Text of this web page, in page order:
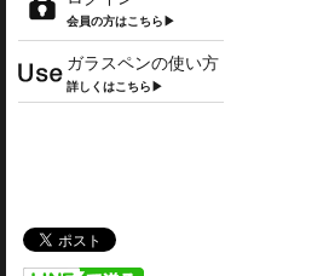
会員の方はこちら▶
ガラスペンの使い方
詳しくはこちら▶